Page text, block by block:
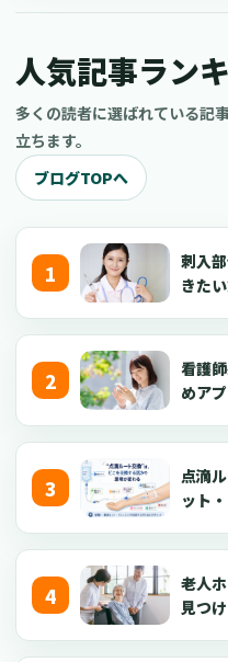
などで働きましたが、どこも
人気記事ラン
多くの読者に選ばれている記
立ちます。
ブログTOPへ
刺入
きた
看護
めア
点滴
ット
老人
見つ